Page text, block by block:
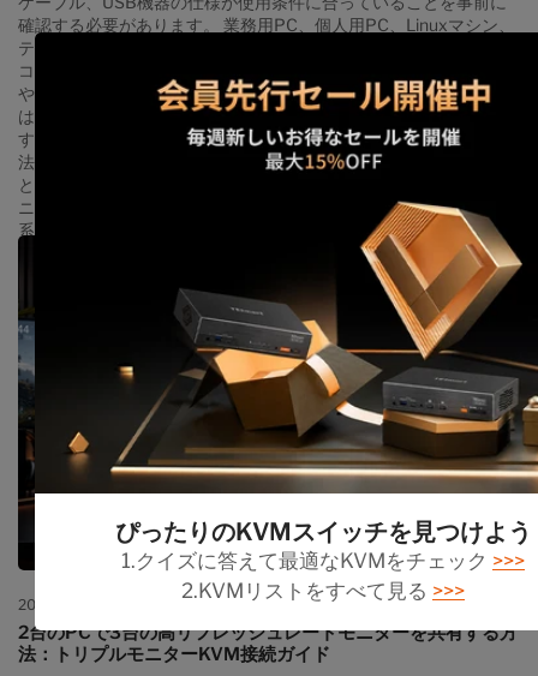
確認する必要があります。 業務用PC、個人用PC、Linuxマシン、
テスト用ワークステーションを同じデスクで使っていると、パソ
コンを変更するたびに2台のモニター入力を切り替え、キーボード
やマウスのUSB接続を差し替える作業が発生します。 この記事で
は、4台のPCを2台のモニターと1組のキーボード・マウスで操作
するために必要な接続条件、EDIDの役割、4K60接続の確認方
法、DisplayPort KVMの選び方を説明します。 目次 4台のパソコン
と2台のモニターを管理するのが難しい理由 4ポート・デュアルモ
ニターKVMの仕組み 必要となる2つの表示モード 各パソコンに2
系統の映像出力が必要な理由 KVM切り替えでEDIDが重要な理由
パソコンが2画面出力に対応しているか確認する方法 DisplayPort
接続経路を構築する方法 4K60接続で確認すべきポイント
TESmartの4台PC・2画面向けDisplayPort KVM DKS402-E23と
新しいモデルの選び方 4台PC対応デュアルモニターKVMが向いて
いるユーザー 購入前の最終チェックリスト FAQ 4台のパソコンを
管理できるデスク環境を構築する 4台のパソコンと2台のモニター
を管理するのが難しい理由 モニターの入力切り替え機能と一般的
なUSB切替器を組み合わせても、映像と操作対象が必ず同じタイ
ミングで切り替わるとは限りません。 たとえば、モニター1をPC
2へ変更しても、モニター2はPC 1のまま、キーボードとマウスは
PC 3へ接続されたままという状態が起こります。4台のパソコン
を扱う環境では、現在どの機器を操作しているのか分かりにくく
なります。 KVMを使わない場合、次の作業が日常的に発生しま
す。 2台のモニターで入力ソースを個別に変更する USB切替器を
映像とは別に操作する...
2026年7月28日
2台のPCで3台の高リフレッシュレートモニターを共有する方
法：トリプルモニターKVM接続ガイド
ぴったりのKVMスイッチを見つけよう
1.クイズに答えて最適なKVMをチェック >>>
2.KVMリストをすべて見る >>>